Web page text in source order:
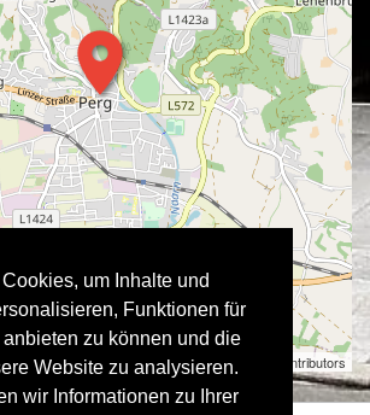
um Inhalte und
Funktionen für
zu können und die
Website zu analysieren.
wir Informationen zu Ihrer
Stadtausstellung | ©OpenStreetMap contributors